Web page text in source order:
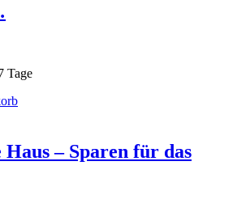
Tage
Haus – Sparen für das